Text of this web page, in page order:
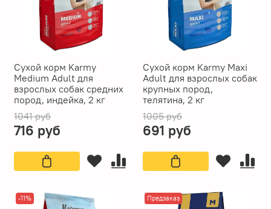
Сухой корм Karmy
Medium Adult для
взрослых собак средних
пород, индейка, 2 кг
1041 руб
716 руб
Сухой корм Karmy Maxi
Adult для взрослых собак
крупных пород,
телятина, 2 кг
1005 руб
691 руб
-11% Предзаказ